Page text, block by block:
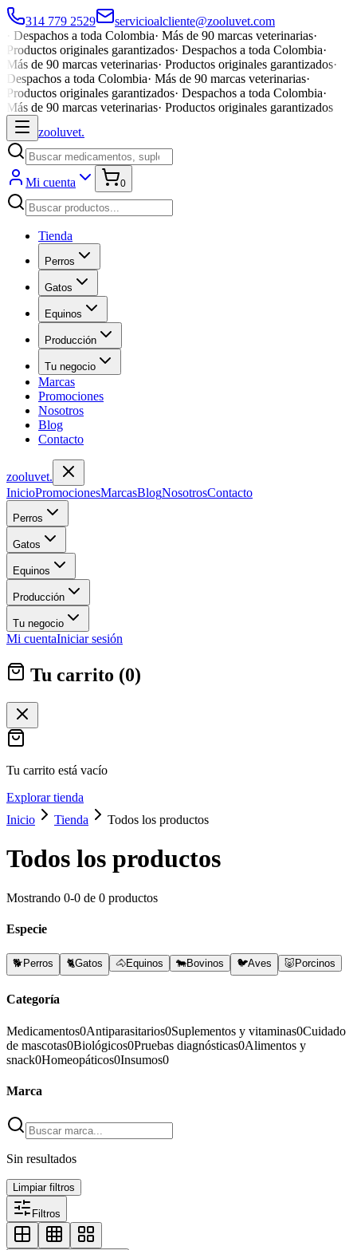
314 779 2529
servicioalcliente@zooluvet.com
Despachos a toda Colombia· Más de 90 marcas veterinarias·
Productos originales garantizados· Despachos a toda Colombia·
Más de 90 marcas veterinarias· Productos originales garantizados·
Despachos a toda Colombia· Más de 90 marcas veterinarias·
Productos originales garantizados· Despachos a toda Colombia·
Más de 90 marcas veterinarias· Productos originales garantizados
zooluvet.
Mi cuenta 0
Tienda
Perros
Gatos
Equinos
Producción
Tu negocio
Marcas
Promociones
Nosotros
Blog
Contacto
zooluvet.
InicioPromocionesMarcasBlogNosotrosContacto
Perros
Gatos
Equinos
Producción
Tu negocio
Mi cuentaIniciar sesión
Tu carrito (0)
Tu carrito está vacío
Explorar tienda
Inicio
Tienda Todos los productos
Todos los productos
Mostrando 0-0 de 0 productos
Especie
🐕 Perros 🐈Gatos 🐴Equinos 🐄Bovinos 🐦Aves 🐷 Porcinos
Categoría
Medicamentos0Antiparasitarios0Suplementos y vitaminas0Cuidado
de mascotas0Biológicos0Pruebas diagnósticas0Alimentos y
snack0Homeopáticos0Insumos0
Marca
Sin resultados
Limpiar filtros
Filtros